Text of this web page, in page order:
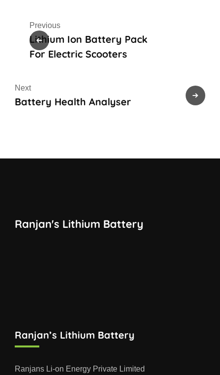
Previous
Lithium Ion Battery Pack
For Electric Scooters
Next
Battery Health Analyser
Ranjan's Lithium Battery
Ranjan’s Lithium Battery
Ranjans Li-on Energy Private Limited